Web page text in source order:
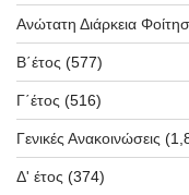
Ανώτατη Διάρκεια
Β΄έτος (577)
Γ΄έτος (516)
Γενικές Ανακοινώσεις
Δ' έτος (374)